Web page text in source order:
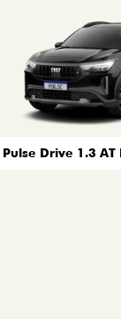
Pulse Drive 1.3 AT